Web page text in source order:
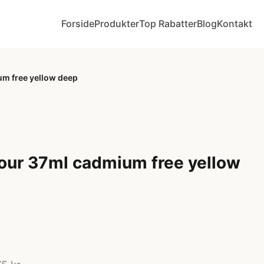
ForsideProdukterTop RabatterBlogKontakt
free yellow deep
37ml cadmium free yellow